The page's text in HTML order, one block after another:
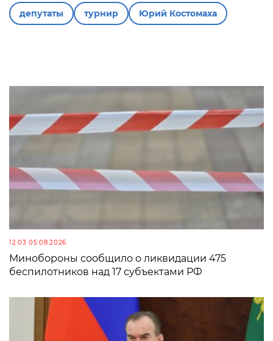
депутаты турнир Юрий Костомаха
12:03 05.08.2026
Минобороны сообщило о ликвидации 475
беспилотников над 17 субъектами РФ